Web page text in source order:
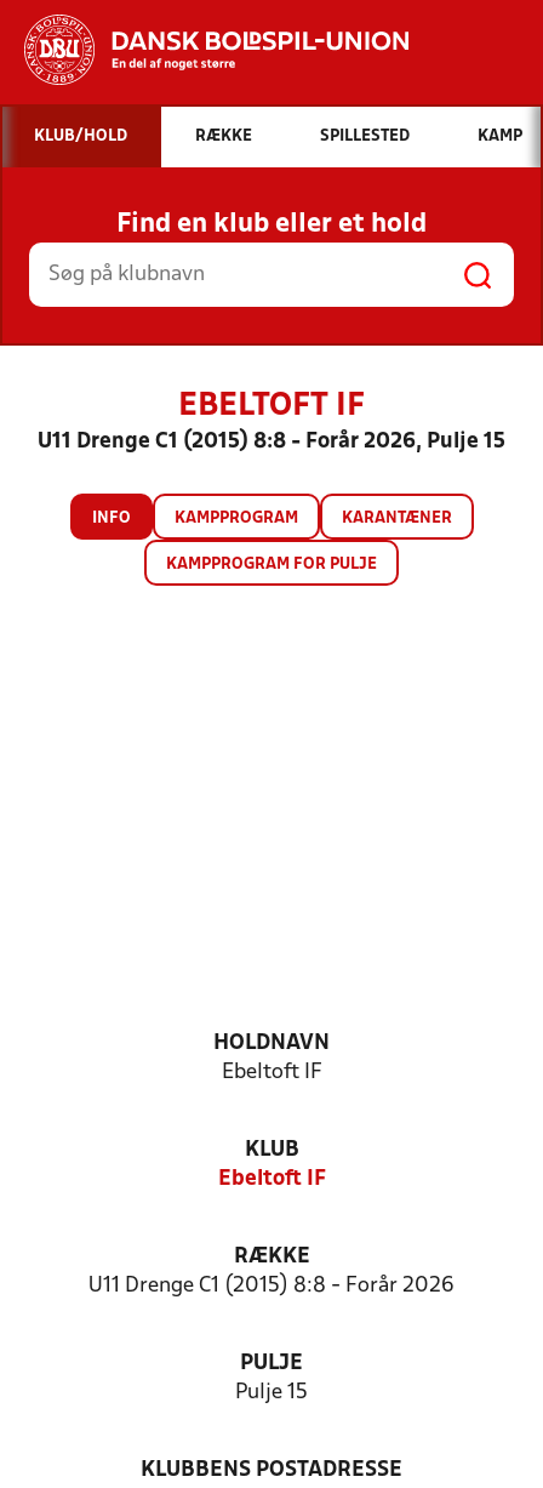
Hvad vil du søge efter?
INDHOLD OG NYHEDER
STILLINGER, RESULTATER, KLUBBER OG
HOLD
KLUB/HOLD RÆKKE SPILLESTED KAMP
Find en klub eller et hold
EBELTOFT IF
U11 Drenge C1 (2015) 8:8 - Forår 2026, Pulje 15
INFO KAMPPROGRAM KARANTÆNER
KAMPPROGRAM FOR PULJE
HOLDNAVN
Ebeltoft IF
KLUB
Ebeltoft IF
RÆKKE
U11 Drenge C1 (2015) 8:8 - Forår 2026
PULJE
Pulje 15
KLUBBENS POSTADRESSE